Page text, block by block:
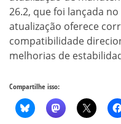
26.2, que foi lançada
atualização oferece
compatibilidade
melhorias de
Compartilhe isso: